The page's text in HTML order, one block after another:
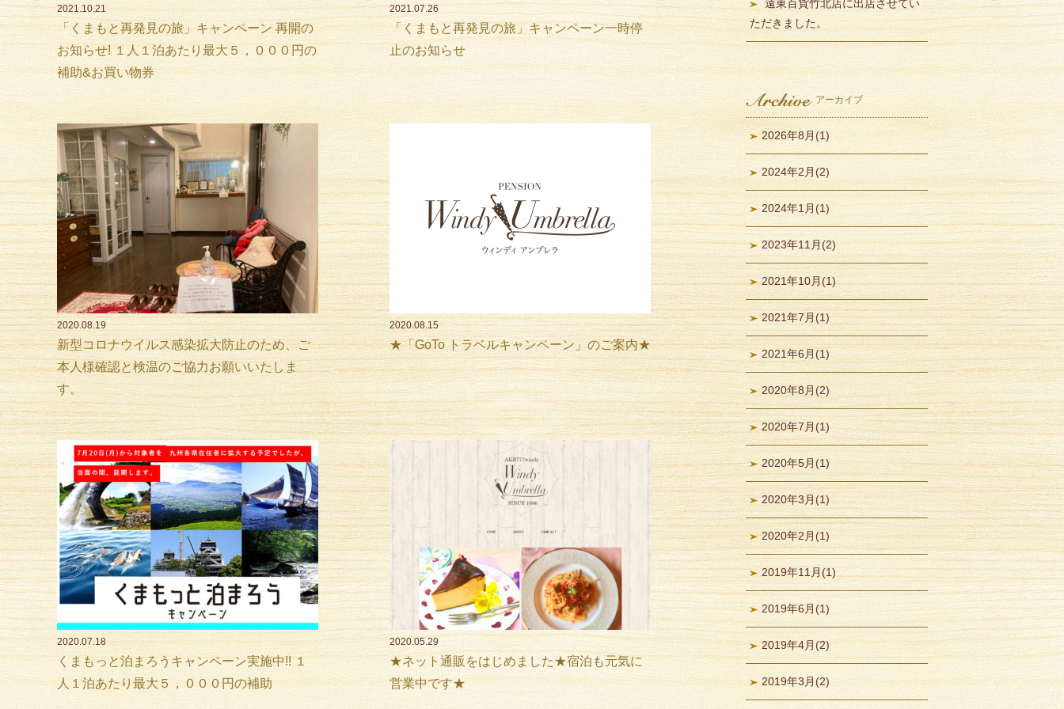
2021.10.21
「くまもと再発見の旅」キャンペーン 再開の
お知らせ! １人１泊あたり最大５，０００円の
補助&お買い物券
2021.07.26
「くまもと再発見の旅」キャンペーン一時停
止のお知らせ
2020.08.19
新型コロナウイルス感染拡大防止のため、ご
本人様確認と検温のご協力お願いいたしま
す。
2020.08.15
★「GoTo トラベルキャンペーン」のご案内★
2020.07.18
くまもっと泊まろうキャンペーン実施中!! １
人１泊あたり最大５，０００円の補助
2020.05.29
★ネット通販をはじめました★宿泊も元気に
営業中です★
遠東百貨竹北店に出店させてい
ただきました。
アーカイブ
2026年8月(1)
2024年2月(2)
2024年1月(1)
2023年11月(2)
2021年10月(1)
2021年7月(1)
2021年6月(1)
2020年8月(2)
2020年7月(1)
2020年5月(1)
2020年3月 (1)
2020年2月(1)
2019年11月(1)
2019年6月(1)
2019年4月(2)
2019年3月(2)